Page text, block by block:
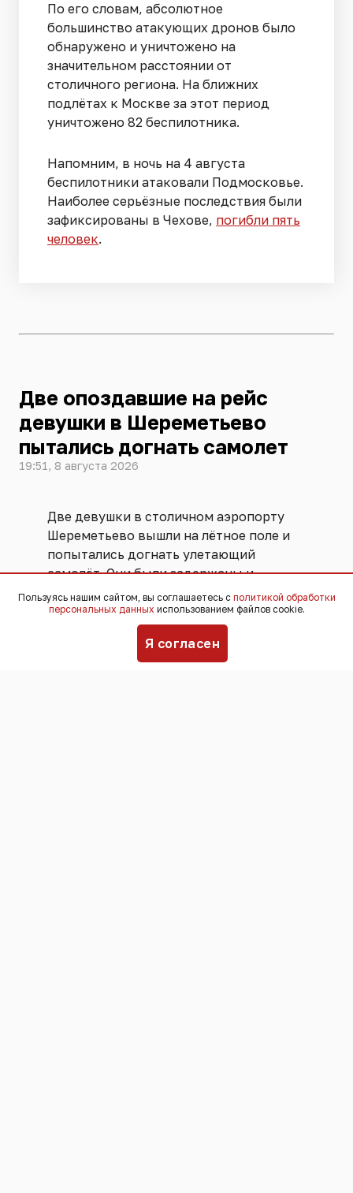
По его словам, абсолютное
большинство атакующих дронов было
обнаружено и уничтожено на
значительном расстоянии от
столичного региона. На ближних
подлётах к Москве за этот период
уничтожено 82 беспилотника.
Напомним, в ночь на 4 августа
беспилотники атаковали Подмосковье.
Наиболее серьёзные последствия были
зафиксированы в Чехове, погибли пять
человек.
Две опоздавшие на рейс
девушки в Шереметьево
пытались догнать самолет
19:51, 8 августа 2026
Две девушки в столичном аэропорту
Шереметьево вышли на лётное поле и
попытались догнать улетающий
самолёт. Они были задержаны и
переданы ФСБ. Угрозы безопасности
полётов не возникло, никто не
сообщили
в пресс-службе
Пользуясь нашим сайтом, вы соглашаетесь с политикой обработки
персональных данных использованием файлов cookie.
Я согласен